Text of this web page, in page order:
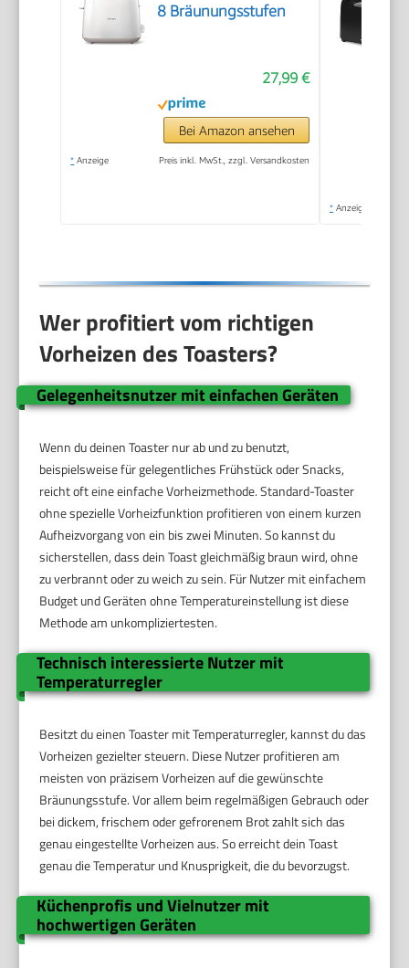
8 Bräunungsstufen
27,99 €
Bei Amazon ansehen
* Anzeige Preis inkl. MwSt., zzgl. Versandkosten
* Anzeige
Wer profitiert vom richtigen
Vorheizen des Toasters?
Gelegenheitsnutzer mit einfachen Geräten
Wenn du deinen Toaster nur ab und zu benutzt,
beispielsweise für gelegentliches Frühstück oder Snacks,
reicht oft eine einfache Vorheizmethode. Standard-Toaster
ohne spezielle Vorheizfunktion profitieren von einem kurzen
Aufheizvorgang von ein bis zwei Minuten. So kannst du
sicherstellen, dass dein Toast gleichmäßig braun wird, ohne
zu verbrannt oder zu weich zu sein. Für Nutzer mit einfachem
Budget und Geräten ohne Temperatureinstellung ist diese
Methode am unkompliziertesten.
Technisch interessierte Nutzer mit
Temperaturregler
Besitzt du einen Toaster mit Temperaturregler, kannst du das
Vorheizen gezielter steuern. Diese Nutzer profitieren am
meisten von präzisem Vorheizen auf die gewünschte
Bräunungsstufe. Vor allem beim regelmäßigen Gebrauch oder
bei dickem, frischem oder gefrorenem Brot zahlt sich das
genau eingestellte Vorheizen aus. So erreicht dein Toast
genau die Temperatur und Knusprigkeit, die du bevorzugst.
Küchenprofis und Vielnutzer mit
hochwertigen Geräten